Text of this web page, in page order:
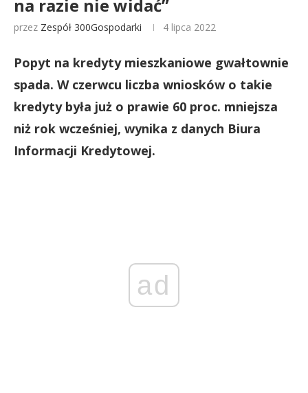
na razie nie widać”
przez Zespół 300Gospodarki 4 lipca 2022
Popyt na kredyty mieszkaniowe gwałtownie
spada. W czerwcu liczba wniosków o takie
kredyty była już o prawie 60 proc. mniejsza
niż rok wcześniej, wynika z danych Biura
Informacji Kredytowej.
ad